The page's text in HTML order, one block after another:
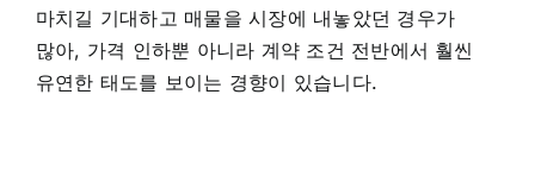
마치길 기대하고 매물을 시장에 내놓았던 경우가
많아, 가격 인하뿐 아니라 계약 조건 전반에서 훨씬
유연한 태도를 보이는 경향이 있습니다.